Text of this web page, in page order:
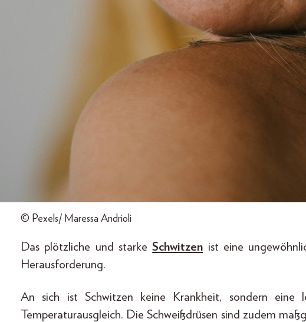
© Pexels/ Maressa Andrioli
Das plötzliche und starkeSchwitzen ist eine
Herausforderung.
An sich ist Schwitzen keine Krankheit, sondern eine
Temperaturausgleich. Die Schweißdrüsen sind zudem